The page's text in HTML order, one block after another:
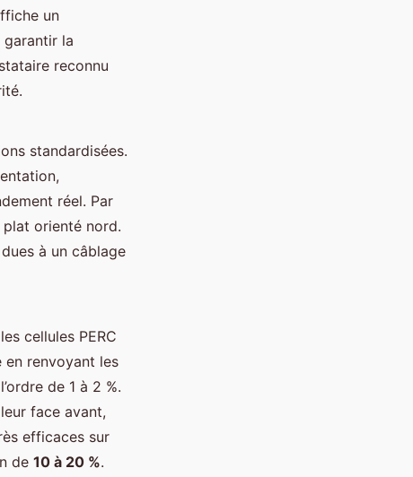
un
garantir la
reconnu
standardisées.
réel. Par
plat orienté nord.
à un câblage
cellules PERC
en renvoyant les
de 1 à 2 %.
face avant,
efficaces sur
de 10 à 20 %.